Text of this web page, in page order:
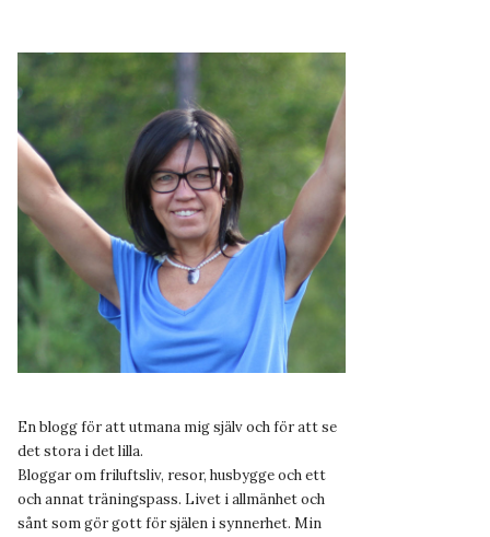
En blogg för att utmana mig själv och för att se
det stora i det lilla.
Bloggar om friluftsliv, resor, husbygge och ett
och annat träningspass. Livet i allmänhet och
sånt som gör gott för själen i synnerhet. Min